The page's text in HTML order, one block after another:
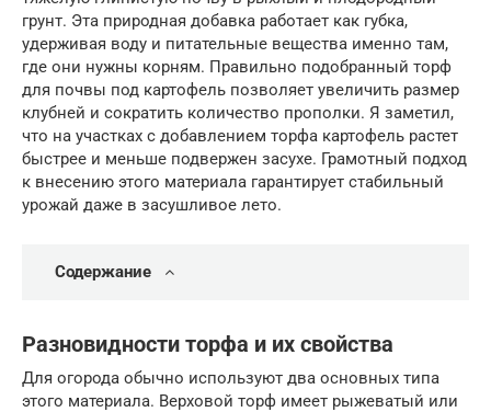
грунт. Эта природная добавка работает как губка,
удерживая воду и питательные вещества именно там,
где они нужны корням. Правильно подобранный торф
для почвы под картофель позволяет увеличить размер
клубней и сократить количество прополки. Я заметил,
что на участках с добавлением торфа картофель растет
быстрее и меньше подвержен засухе. Грамотный подход
к внесению этого материала гарантирует стабильный
урожай даже в засушливое лето.
Содержание
Разновидности торфа и их свойства
Для огорода обычно используют два основных типа
этого материала. Верховой торф имеет рыжеватый или